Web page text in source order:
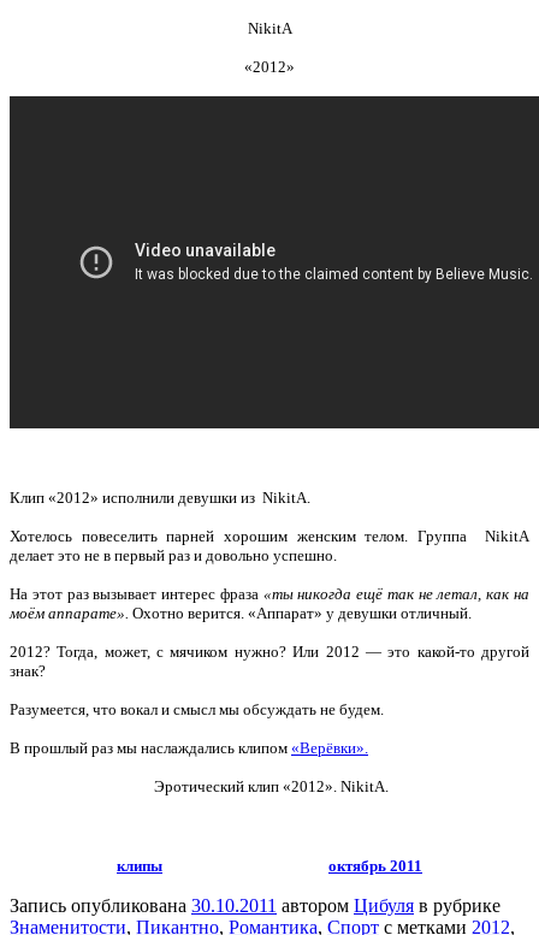
NikitA
«2012»
Клип «2012» исполнили девушки из NikitA.
Хотелось повеселить парней хорошим женским телом. Группа NikitA
делает это не в первый раз и довольно успешно.
На этот раз вызывает интерес фраза «ты никогда ещё так не летал, как на
моём аппарате». Охотно верится. «Аппарат» у девушки отличный.
2012? Тогда, может, с мячиком нужно? Или 2012 — это какой-то другой
знак?
Разумеется, что вокал и смысл мы обсуждать не будем.
В прошлый раз мы наслаждались клипом «Верёвки».
Эротический клип «2012». NikitA.
клипы октябрь 2011
Запись опубликована 30.10.2011 автором Цибуля в рубрике
Знаменитости, Пикантно, Романтика, Спорт с метками 2012,